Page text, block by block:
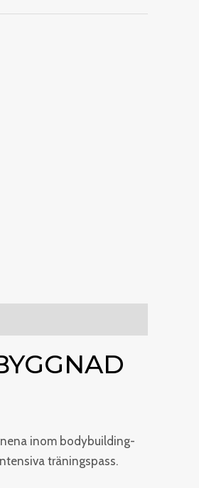
inom bodybuilding-
träningspass.